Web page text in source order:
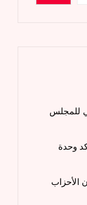
للمجلس
وحدة
الأحزاب